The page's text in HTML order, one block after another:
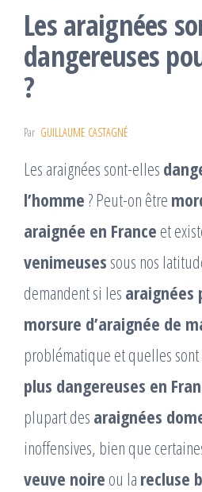
Les araignées
dangereuses
?
Par GUILLAUME CASTAGNÉ
Les araignées sont-elles
l’homme ? Peut-on être
araignée en France et
venimeuses sous nos
demandent si les araignées
morsure d’araignée de
problématique et quelles sont
plus dangereuses en
plupart des araignées
inoffensives, bien que
veuve noire ou la recluse